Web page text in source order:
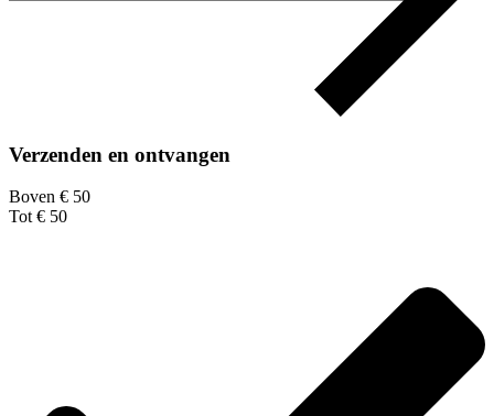
Verzenden en ontvangen
Boven € 50
Tot € 50